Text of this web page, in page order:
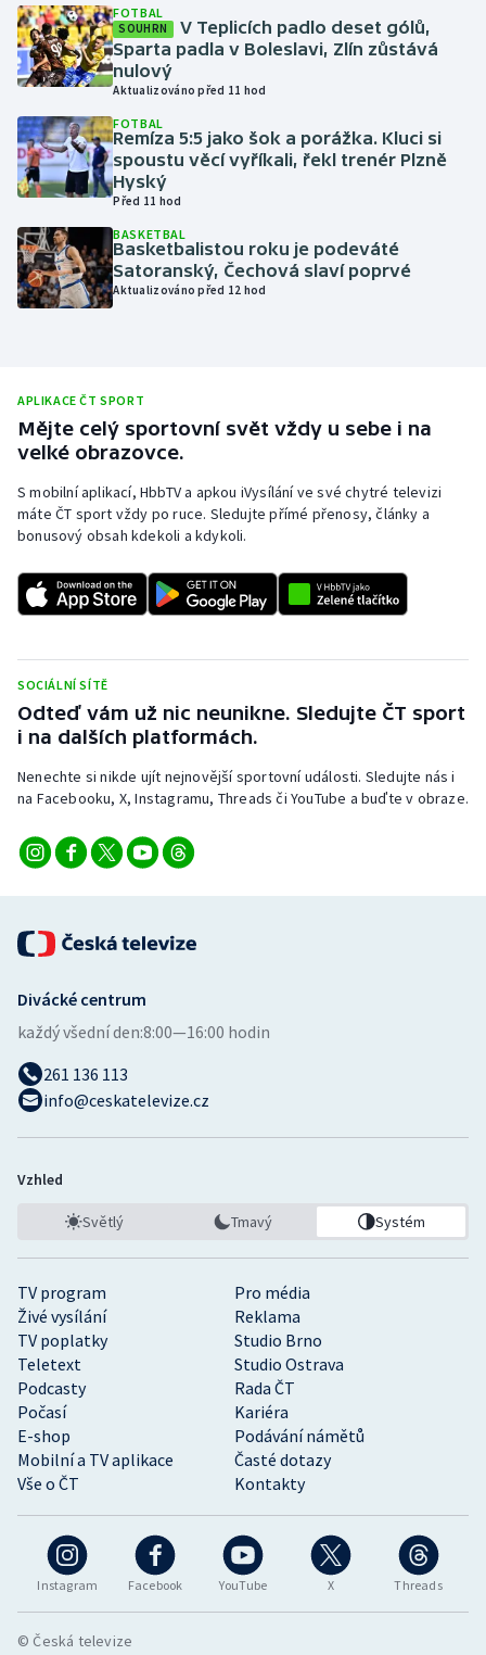
Lezení
Lyže a snowboard
Moderní pětiboj
Motorsport
Olympijské hry
Parasport
Ragby
Rychlobruslení
Rychlostní kanoistika
Short track
Triatlon
Veslování
Vodní slalom
Ostatní
FOTBAL
SOUHRN
V Teplicích padlo deset gólů,
Sparta padla v Boleslavi, Zlín zůstává
nulový
Aktualizováno před 11 hod
FOTBAL
Remíza 5:5 jako šok a porážka. Kluci si
spoustu věcí vyříkali, řekl trenér Plzně
Hyský
Před 11 hod
BASKETBAL
Basketbalistou roku je podeváté
Satoranský, Čechová slaví poprvé
Aktualizováno před 12 hod
APLIKACE ČT SPORT
Mějte celý sportovní svět vždy u sebe i na
velké obrazovce.
S mobilní aplikací, HbbTV a apkou iVysílání ve své chytré televizi
máte ČT sport vždy po ruce. Sledujte přímé přenosy, články a
bonusový obsah kdekoli a kdykoli.
SOCIÁLNÍ SÍTĚ
Odteď vám už nic neunikne. Sledujte ČT sport
i na dalších platformách.
Nenechte si nikde ujít nejnovější sportovní události. Sledujte nás i
na Facebooku, X, Instagramu, Threads či YouTube a buďte v obraze.
Instagram Facebook YouTube X Threads
TV program
Pro média
Živé vysílání
Reklama
TV poplatky
Studio Brno
Teletext
Studio Ostrava
Podcasty
Rada ČT
Počasí
Kariéra
E-shop
Podávání námětů
Mobilní a TV aplikace
Časté dotazy
Vše o ČT
Kontakty
Divácké centrum
každý všední den:8:00—16:00 hodin
261 136 113
info@ceskatelevize.cz
Vzhled
Světlý Tmavý Systém
© Česká televize